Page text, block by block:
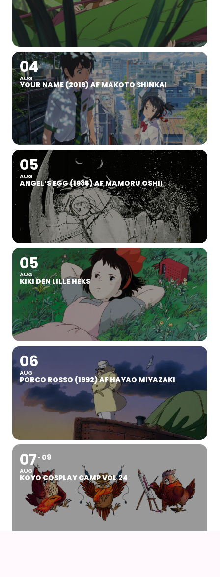
04
AUG
YOUR NAME (2016) AF MAKOTO SHINKAI
05
AUG
ANGEL’S EGG (1985) AF MAMORU OSHII
05
AUG
KIKI DEN LILLE HEKS
06
AUG
PORCO ROSSO (1992) AF HAYAO MIYAZAKI
07
AUG
09
KOYO COSPLAY CAMP VOL 24